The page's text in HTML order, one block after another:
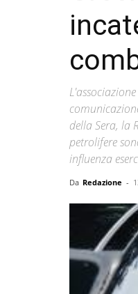
della Sera, la
petrolifere
influenza
Da Redazione -